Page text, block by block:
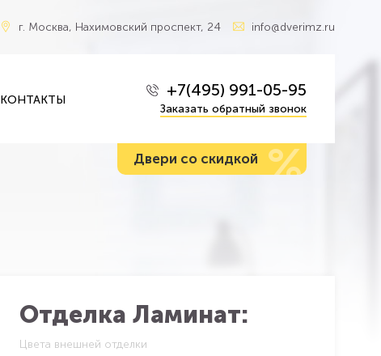
г. Москва, Нахимовский проспект, 24 info@dverimz.ru
КОНТАКТЫ +7(495) 991-05-95
Заказать обратный звонок
Двери со скидкой %
Отделка Ламинат:
Цвета внешней отделки